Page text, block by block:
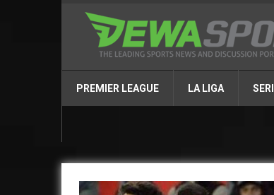
PREMIER LEAGUE LA LIGA